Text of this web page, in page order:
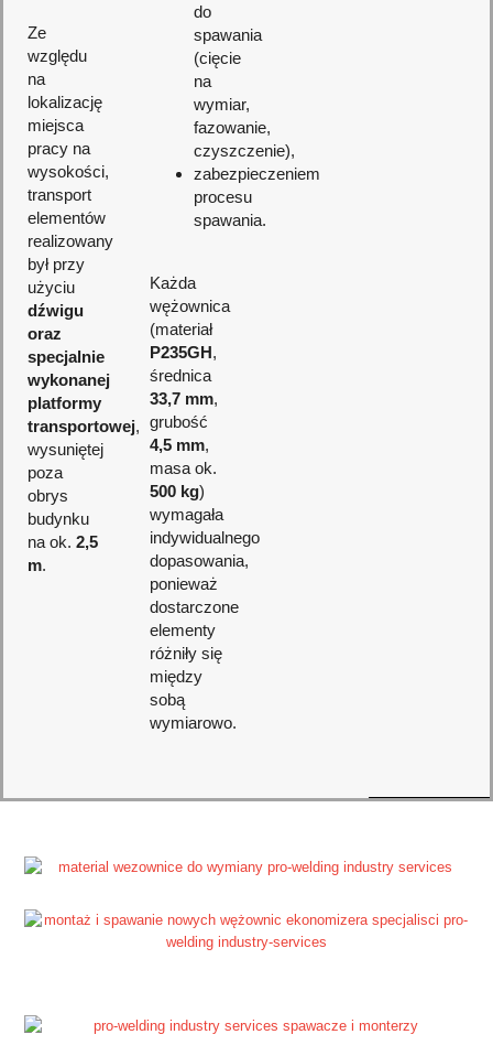
Ze
względu
na
lokalizację
miejsca
pracy na
wysokości,
transport
elementów
realizowany
był przy
użyciu
dźwigu
oraz
specjalnie
wykonanej
platformy
transportowej,
wysuniętej
poza
obrys
budynku
na ok.2,5
m.
do
spawania
(cięcie
na
wymiar,
fazowanie,
czyszczenie),
zabezpieczeniem
procesu
spawania.
Każda
wężownica
(materiał
P235GH,
średnica
33,7 mm,
grubość
4,5 mm,
masa ok.
500 kg)
wymagała
indywidualnego
dopasowania,
ponieważ
dostarczone
elementy
różniły się
między
sobą
wymiarowo.